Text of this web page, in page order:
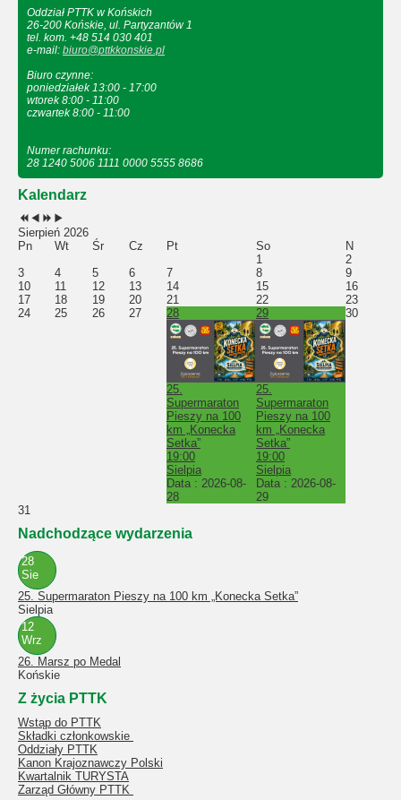
Oddział PTTK w Końskich
26-200 Końskie, ul. Partyzantów 1
tel. kom. +48 514 030 401
e-mail: biuro@pttkkonskie.pl
Biuro czynne:
poniedziałek 13:00 - 17:00
wtorek 8:00 - 11:00
czwartek 8:00 - 11:00
Numer rachunku:
28 1240 5006 1111 0000 5555 8686
Kalendarz
Sierpień 2026
Pn
Wt Śr Cz Pt So
N
1
2
3
4 5 6 7 8
9
10
11 12 13 14 15
16
17
18 19 20 21 22
23
24
25 26 27 28
25.
Supermaraton
Pieszy na 100
km „Konecka
Setka”
19:00
Sielpia
Data : 2026-08-
28
29
25.
Supermaraton
Pieszy na 100
km „Konecka
Setka”
19:00
Sielpia
Data : 2026-08-
29
30
31
Nadchodzące wydarzenia
28
Sie
25. Supermaraton Pieszy na 100 km „Konecka Setka”
Sielpia
12
Wrz
26. Marsz po Medal
Końskie
Z życia PTTK
Wstąp do PTTK
Składki członkowskie
Oddziały PTTK
Kanon Krajoznawczy Polski
Kwartalnik TURYSTA
Zarząd Główny PTTK